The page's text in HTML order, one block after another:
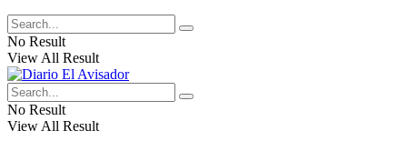
No Result
View All Result
No Result
View All Result